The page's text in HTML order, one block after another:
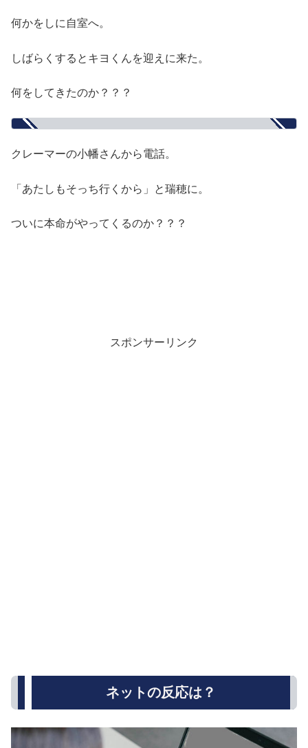
何かをしに自室へ。
しばらくするとキヨくんを迎えに来た。
何をしてきたのか？？？
クレーマーの小幡さんから電話。
「あたしもそっち行くから」と瑞穂に。
ついに本命がやってくるのか？？？
スポンサーリンク
ネットの反応は？